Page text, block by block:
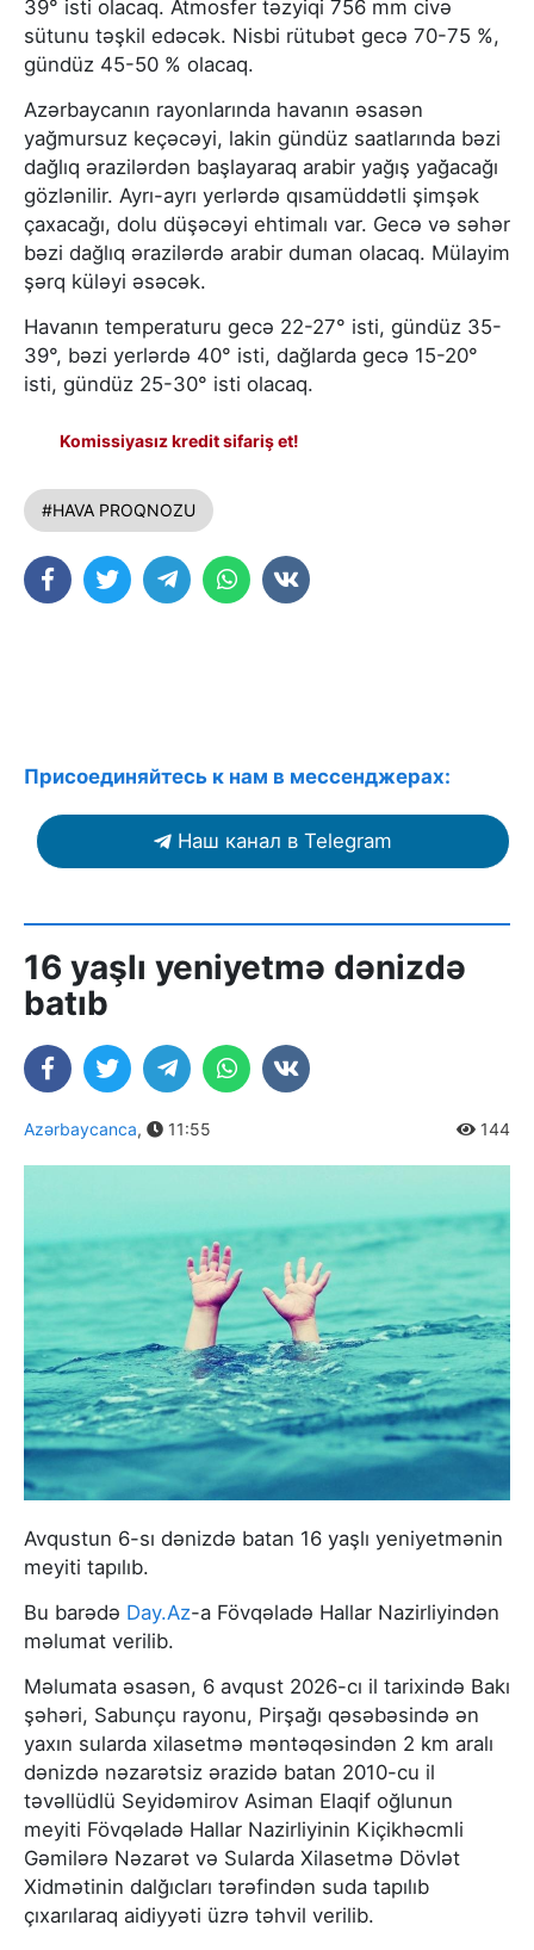
39° isti olacaq. Atmosfer təzyiqi 756 mm civə
sütunu təşkil edəcək. Nisbi rütubət gecə 70-75 %,
gündüz 45-50 % olacaq.
Azərbaycanın rayonlarında havanın əsasən
yağmursuz keçəcəyi, lakin gündüz saatlarında bəzi
dağlıq ərazilərdən başlayaraq arabir yağış yağacağı
gözlənilir. Ayrı-ayrı yerlərdə qısamüddətli şimşək
çaxacağı, dolu düşəcəyi ehtimalı var. Gecə və səhər
bəzi dağlıq ərazilərdə arabir duman olacaq. Mülayim
şərq küləyi əsəcək.
Havanın temperaturu gecə 22-27° isti, gündüz 35-
39°, bəzi yerlərdə 40° isti, dağlarda gecə 15-20°
isti, gündüz 25-30° isti olacaq.
Komissiyasız kredit sifariş et!
#HAVA PROQNOZU
Присоединяйтесь к нам в мессенджерах:
Наш канал в Telegram
16 yaşlı yeniyetmə dənizdə
batıb
Azərbaycanca, 11:55 144
Avqustun 6-sı dənizdə batan 16 yaşlı yeniyetmənin
meyiti tapılıb.
Bu barədə Day.Az-a Fövqəladə Hallar Nazirliyindən
məlumat verilib.
Məlumata əsasən, 6 avqust 2026-cı il tarixində Bakı
şəhəri, Sabunçu rayonu, Pirşağı qəsəbəsində ən
yaxın sularda xilasetmə məntəqəsindən 2 km aralı
dənizdə nəzarətsiz ərazidə batan 2010-cu il
təvəllüdlü Seyidəmirov Asiman Elaqif oğlunun
meyiti Fövqəladə Hallar Nazirliyinin Kiçikhəcmli
Gəmilərə Nəzarət və Sularda Xilasetmə Dövlət
Xidmətinin dalğıcları tərəfindən suda tapılıb
çıxarılaraq aidiyyəti üzrə təhvil verilib.